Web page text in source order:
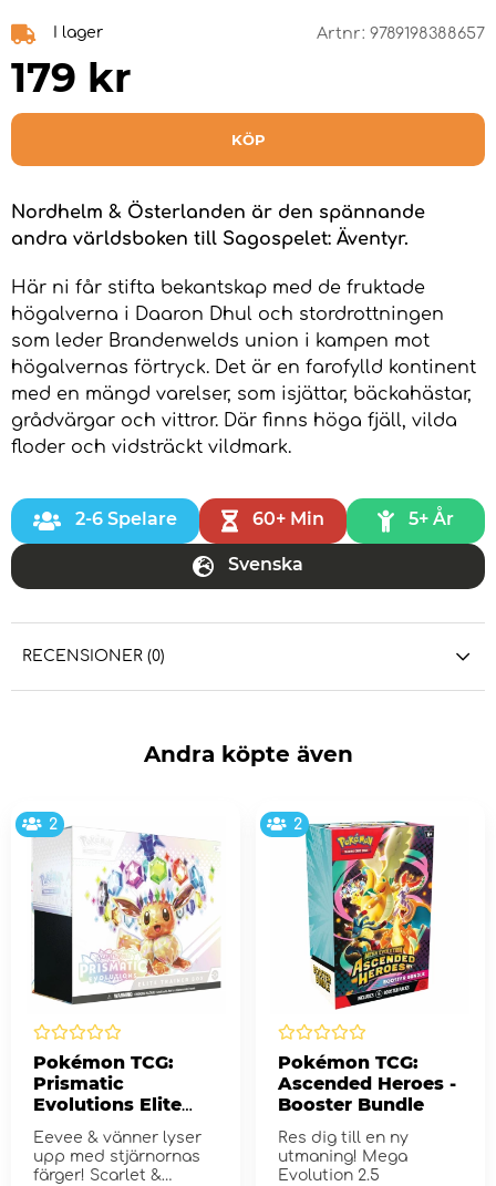
I lager Artnr: 9789198388657
179 kr
KÖP
Nordhelm & Österlanden är den spännande
andra världsboken till Sagospelet: Äventyr.
Här ni får stifta bekantskap med de fruktade
högalverna i Daaron Dhul och stordrottningen
som leder Brandenwelds union i kampen mot
högalvernas förtryck. Det är en farofylld kontinent
med en mängd varelser, som isjättar, bäckahästar,
grådvärgar och vittror. Där finns höga fjäll, vilda
floder och vidsträckt vildmark.
2-6 Spelare 60+ Min 5+ År
Svenska
RECENSIONER (0)
Andra köpte även
2
Pokémon TCG:
Prismatic
Evolutions Elite
Trainer Box
Eevee & vänner lyser
upp med stjärnornas
färger! Scarlet &
2
Pokémon TCG:
Ascended Heroes -
Booster Bundle
Res dig till en ny
utmaning! Mega
Evolution 2.5